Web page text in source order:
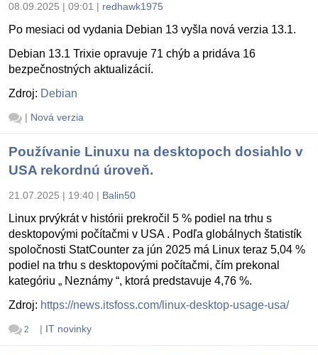
08.09.2025 | 09:01 | redhawk1975
Po mesiaci od vydania Debian 13 vyšla nová verzia 13.1.
Debian 13.1 Trixie opravuje 71 chýb a pridáva 16
bezpečnostných aktualizácií.
Zdroj: Debian
| Nová verzia
Používanie Linuxu na desktopoch dosiahlo v
USA rekordnú úroveň.
21.07.2025 | 19:40 | Balin50
Linux prvýkrát v histórii prekročil 5 % podiel na trhu s
desktopovými počítačmi v USA . Podľa globálnych štatistík
spoločnosti StatCounter za jún 2025 má Linux teraz 5,04 %
podiel na trhu s desktopovými počítačmi, čím prekonal
kategóriu „ Neznámy “, ktorá predstavuje 4,76 %.
Zdroj: https://news.itsfoss.com/linux-desktop-usage-usa/
2 | IT novinky